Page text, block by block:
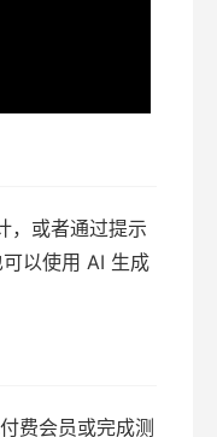
，或者通过提示
以使用 AI 生成
费会员或完成测